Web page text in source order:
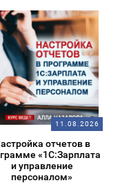
11.08.2026
отчетов в
«1С:Зарплата
и управление
персоналом»